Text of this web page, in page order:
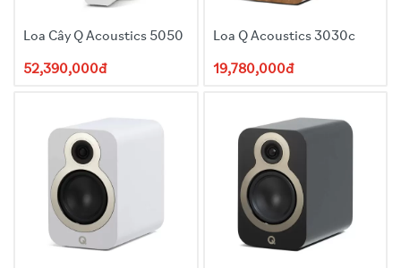
Loa Cây Q Acoustics 5050
52,390,000đ
Loa Q Acoustics 3030c
19,780,000đ